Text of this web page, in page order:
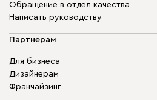
Обращение в отдел качества
Написать руководству
Партнерам
Для бизнеса
Дизайнерам
Франчайзинг